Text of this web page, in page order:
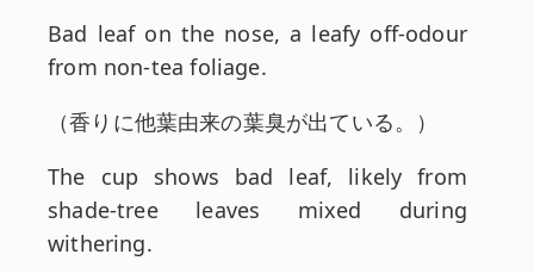
英文:
Bad leaf on the nose, a leafy off-odour
from non-tea foliage.
和訳:
（香りに他葉由来の葉臭が出ている。
）
英文:
The cup shows bad leaf, likely from
shade-tree leaves mixed during
withering.